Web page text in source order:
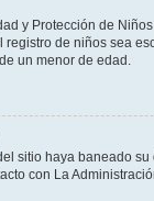
y Protección de
de niños sea
un menor de edad.
sitio haya baneado
con La